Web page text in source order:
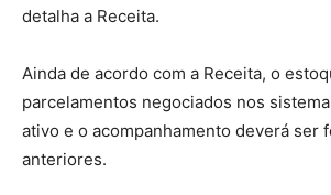
detalha a Receita.
Ainda de acordo com a Receita, o
parcelamentos negociados nos
ativo e o acompanhamento deverá ser
anteriores.